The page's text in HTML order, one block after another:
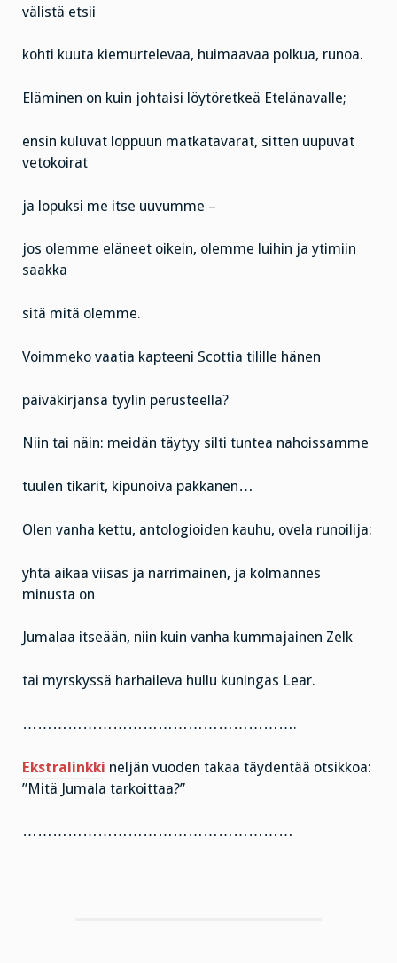
välistä etsii
kohti kuuta kiemurtelevaa, huimaavaa polkua, runoa.
Eläminen on kuin johtaisi löytöretkeä Etelänavalle;
ensin kuluvat loppuun matkatavarat, sitten uupuvat
vetokoirat
ja lopuksi me itse uuvumme –
jos olemme eläneet oikein, olemme luihin ja ytimiin
saakka
sitä mitä olemme.
Voimmeko vaatia kapteeni Scottia tilille hänen
päiväkirjansa tyylin perusteella?
Niin tai näin: meidän täytyy silti tuntea nahoissamme
tuulen tikarit, kipunoiva pakkanen…
Olen vanha kettu, antologioiden kauhu, ovela runoilija:
yhtä aikaa viisas ja narrimainen, ja kolmannes
minusta on
Jumalaa itseään, niin kuin vanha kummajainen Zelk
tai myrskyssä harhaileva hullu kuningas Lear.
……………………………………………….
Ekstralinkki neljän vuoden takaa täydentää otsikkoa:
”Mitä Jumala tarkoittaa?”
………………………………………………